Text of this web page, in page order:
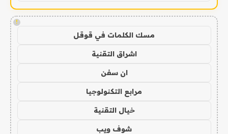
!
مسك الكلمات في قوقل
اشراق التقنية
ان سفن
مرابع التكنولوجيا
خيال التقنية
شوف ويب